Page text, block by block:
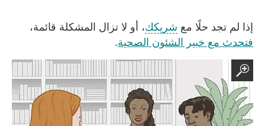
إذا لم تجد حلًا مع شريكك، أو لا تزال المشكلة قائمة،
فتحدث مع خبير الشئون الصحية.